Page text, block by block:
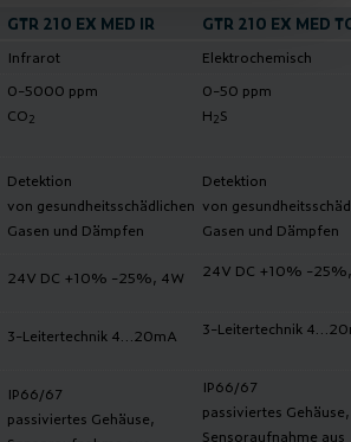
GTR 210 EX MED IR GTR 210 EX MED
Infrarot
Elektrochemisch
0-5000 ppm
CO2
0-50 ppm
H2S
Detektion
von gesundheitsschädlichen
Gasen und Dämpfen
Detektion
von
Gasen und Dämpfen
24V DC +10% -25%, 4W 24V DC +10% -
3-Leitertechnik 4…20mA 3-Leitertechnik
IP66/67
passiviertes Gehäuse,
IP66/67
passiviertes Gehäuse,
Sensoraufnahme aus